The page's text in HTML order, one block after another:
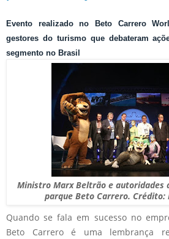
Evento realizado no Beto Carrero
gestores do turismo que debateram
segmento no Brasil
Ministro Marx Beltrão e autoridades
parque Beto Carrero. Crédito:
Quando se fala em sucesso no
Beto Carrero é uma lembrança